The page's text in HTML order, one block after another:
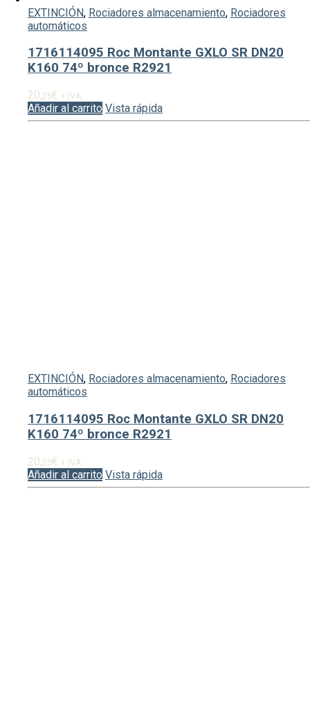
EXTINCIÓN, Rociadores almacenamiento, Rociadores
automáticos
1716114095 Roc Montante GXLO SR DN20
K160 74º bronce R2921
20,25€ + IVA
Añadir al carrito Vista rápida
EXTINCIÓN, Rociadores almacenamiento, Rociadores
automáticos
1716114095 Roc Montante GXLO SR DN20
K160 74º bronce R2921
20,25€ + IVA
Añadir al carrito Vista rápida